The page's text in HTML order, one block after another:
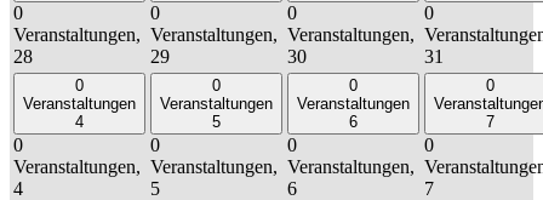
0
Veranstaltungen,
28
0
Veranstaltungen,
29
0
Veranstaltungen,
30
0
31
0
Veranstaltungen
4
0
Veranstaltungen,
4
0
Veranstaltungen
5
0
Veranstaltungen,
5
0
Veranstaltungen
6
0
Veranstaltungen,
6
0
7
0
7